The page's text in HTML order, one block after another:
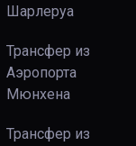
Шарлеруа
Трансфер из
Аэропорта
Мюнхена
Трансфер из